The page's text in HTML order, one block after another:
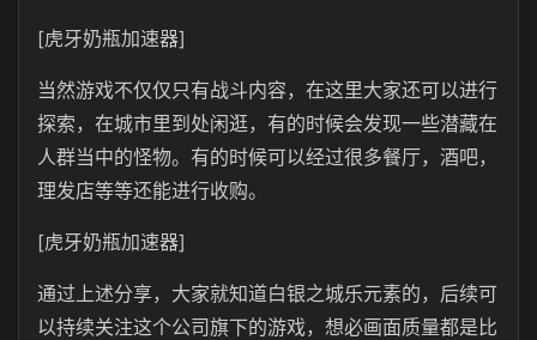
[虎牙奶瓶加速器]
当然游戏不仅仅只有战斗内容，在这里大家还可以进行
探索，在城市里到处闲逛，有的时候会发现一些潜藏在
人群当中的怪物。有的时候可以经过很多餐厅，酒吧，
理发店等等还能进行收购。
[虎牙奶瓶加速器]
通过上述分享，大家就知道白银之城乐元素的，后续可
以持续关注这个公司旗下的游戏，想必画面质量都是比